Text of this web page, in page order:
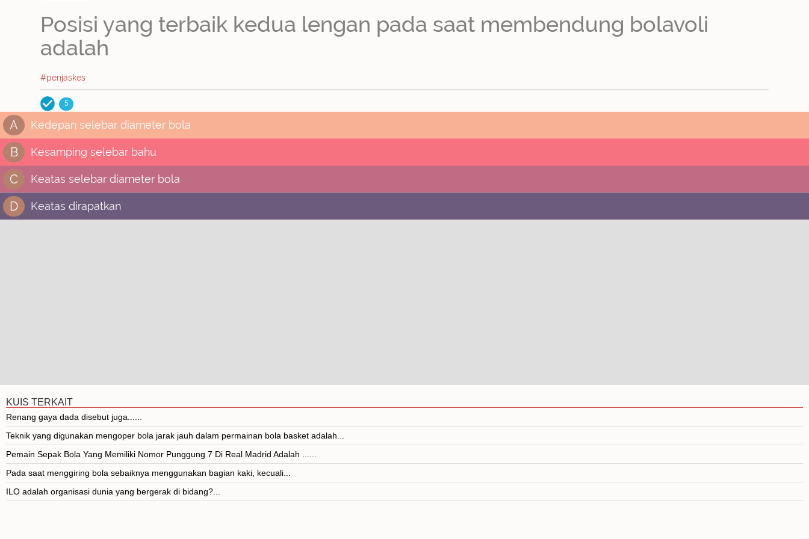
Posisi yang terbaik kedua lengan pada saat membendung bolavoli
adalah
#penjaskes
5
A Kedepan selebar diameter bola
B Kesamping selebar bahu
C Keatas selebar diameter bola
D Keatas dirapatkan
KUIS TERKAIT
Renang gaya dada disebut juga......
Teknik yang digunakan mengoper bola jarak jauh dalam permainan bola basket adalah...
Pemain Sepak Bola Yang Memiliki Nomor Punggung 7 Di Real Madrid Adalah ......
Pada saat menggiring bola sebaiknya menggunakan bagian kaki, kecuali...
ILO adalah organisasi dunia yang bergerak di bidang?...